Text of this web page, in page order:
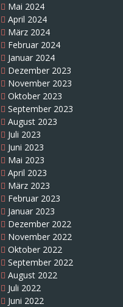
Mai 2024
April 2024
März 2024
Februar 2024
Januar 2024
Dezember 2023
November 2023
Oktober 2023
September 2023
August 2023
Juli 2023
Juni 2023
Mai 2023
April 2023
März 2023
Februar 2023
Januar 2023
Dezember 2022
November 2022
Oktober 2022
September 2022
August 2022
Juli 2022
Juni 2022